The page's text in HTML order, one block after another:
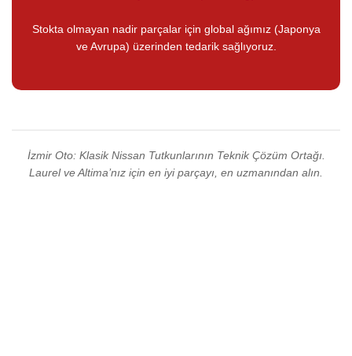
Stokta olmayan nadir parçalar için global ağımız (Japonya
ve Avrupa) üzerinden tedarik sağlıyoruz.
İzmir Oto: Klasik Nissan Tutkunlarının Teknik Çözüm Ortağı.
Laurel ve Altima’nız için en iyi parçayı, en uzmanından alın.